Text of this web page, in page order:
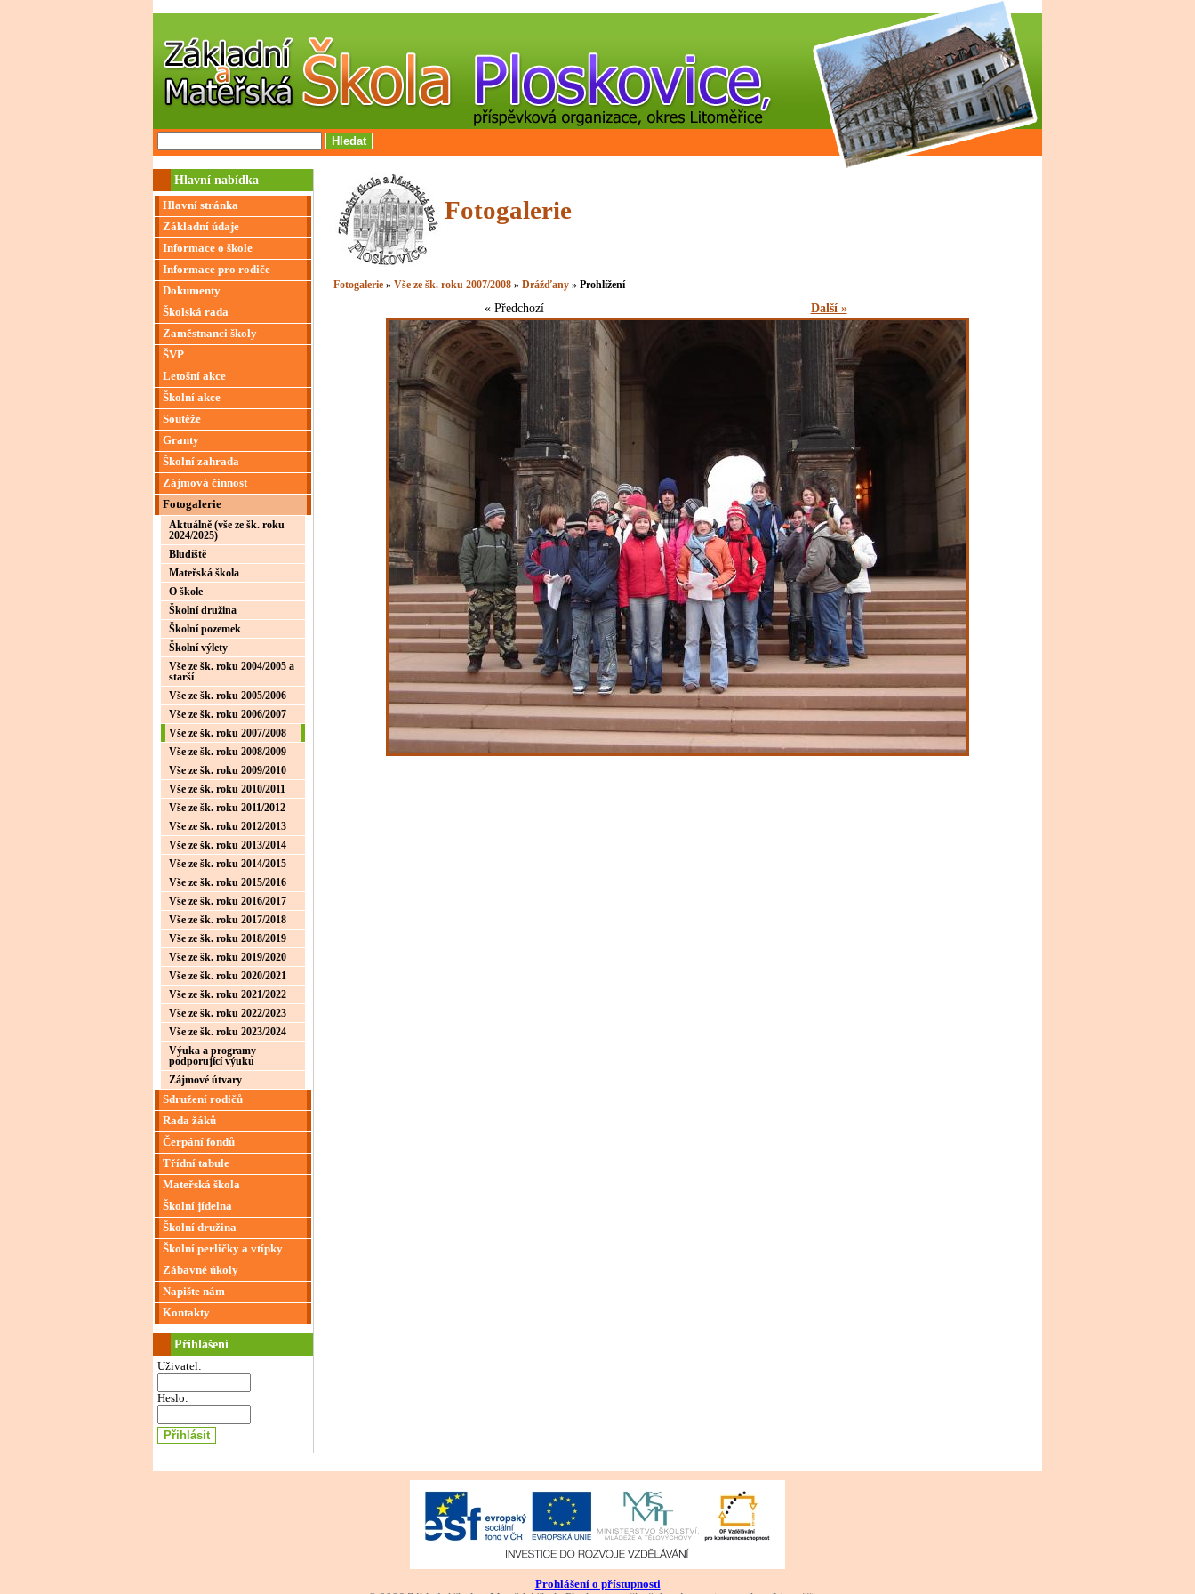
Hlavní nabídka
Hlavní stránka
Základní údaje
Informace o škole
Informace pro rodiče
Dokumenty
Školská rada
Zaměstnanci školy
ŠVP
Letošní akce
Školní akce
Soutěže
Granty
Školní zahrada
Zájmová činnost
Fotogalerie
Aktuálně (vše ze šk. roku
2024/2025)
Bludiště
Mateřská škola
O škole
Školní družina
Školní pozemek
Školní výlety
Vše ze šk. roku 2004/2005 a
starší
Vše ze šk. roku 2005/2006
Vše ze šk. roku 2006/2007
Vše ze šk. roku 2007/2008
Vše ze šk. roku 2008/2009
Vše ze šk. roku 2009/2010
Vše ze šk. roku 2010/2011
Vše ze šk. roku 2011/2012
Vše ze šk. roku 2012/2013
Vše ze šk. roku 2013/2014
Vše ze šk. roku 2014/2015
Vše ze šk. roku 2015/2016
Vše ze šk. roku 2016/2017
Vše ze šk. roku 2017/2018
Vše ze šk. roku 2018/2019
Vše ze šk. roku 2019/2020
Vše ze šk. roku 2020/2021
Vše ze šk. roku 2021/2022
Vše ze šk. roku 2022/2023
Vše ze šk. roku 2023/2024
Výuka a programy
podporující výuku
Zájmové útvary
Sdružení rodičů
Rada žáků
Čerpání fondů
Třídní tabule
Mateřská škola
Školní jídelna
Školní družina
Školní perličky a vtípky
Zábavné úkoly
Napište nám
Kontakty
Přihlášení
Uživatel:
Heslo:
Fotogalerie
Fotogalerie» Vše ze šk. roku 2007/2008» Drážďany» Prohlížení
« Předchozí Další »
Prohlášení o přístupnosti